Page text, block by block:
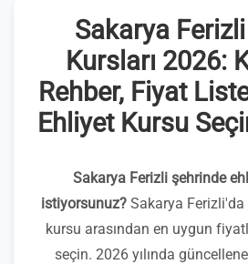
Sakarya
Kursları 2026:
Rehber, Fiyat
Ehliyet Kursu
Sakarya Ferizli şehrinde
istiyorsunuz?Sakarya Ferizli'da
kursu arasından en uygun
seçin. 2026 yılında